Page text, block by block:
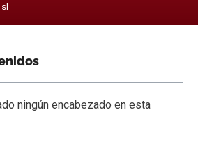
ningún encabezado en esta